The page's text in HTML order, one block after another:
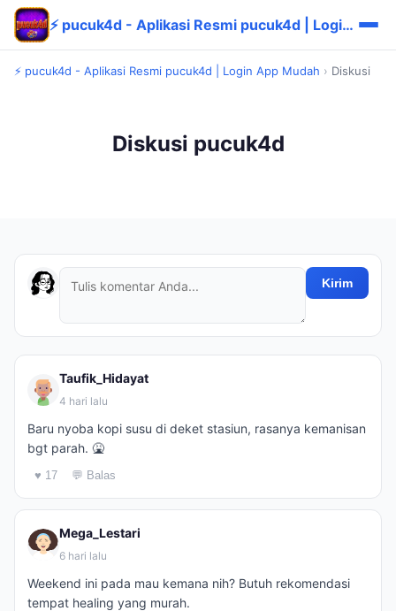
⚡ pucuk4d - Aplikasi Resmi pucuk4d | Login App Mudah
⚡ pucuk4d - Aplikasi Resmi pucuk4d | Login App Mudah › Diskusi
Diskusi pucuk4d
Kirim
Taufik_Hidayat
4 hari lalu
Baru nyoba kopi susu di deket stasiun, rasanya kemanisan
bgt parah. 🤮
♥ 17 💬 Balas
Mega_Lestari
6 hari lalu
Weekend ini pada mau kemana nih? Butuh rekomendasi
tempat healing yang murah.